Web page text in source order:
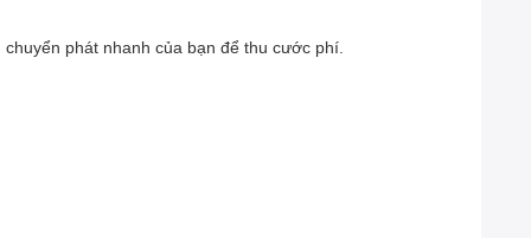
phát nhanh của bạn để thu cước phí.